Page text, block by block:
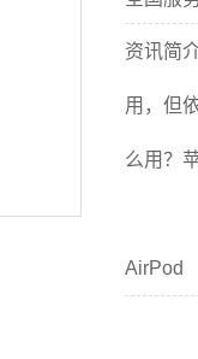
资讯简
用，但
么用？
AirPod